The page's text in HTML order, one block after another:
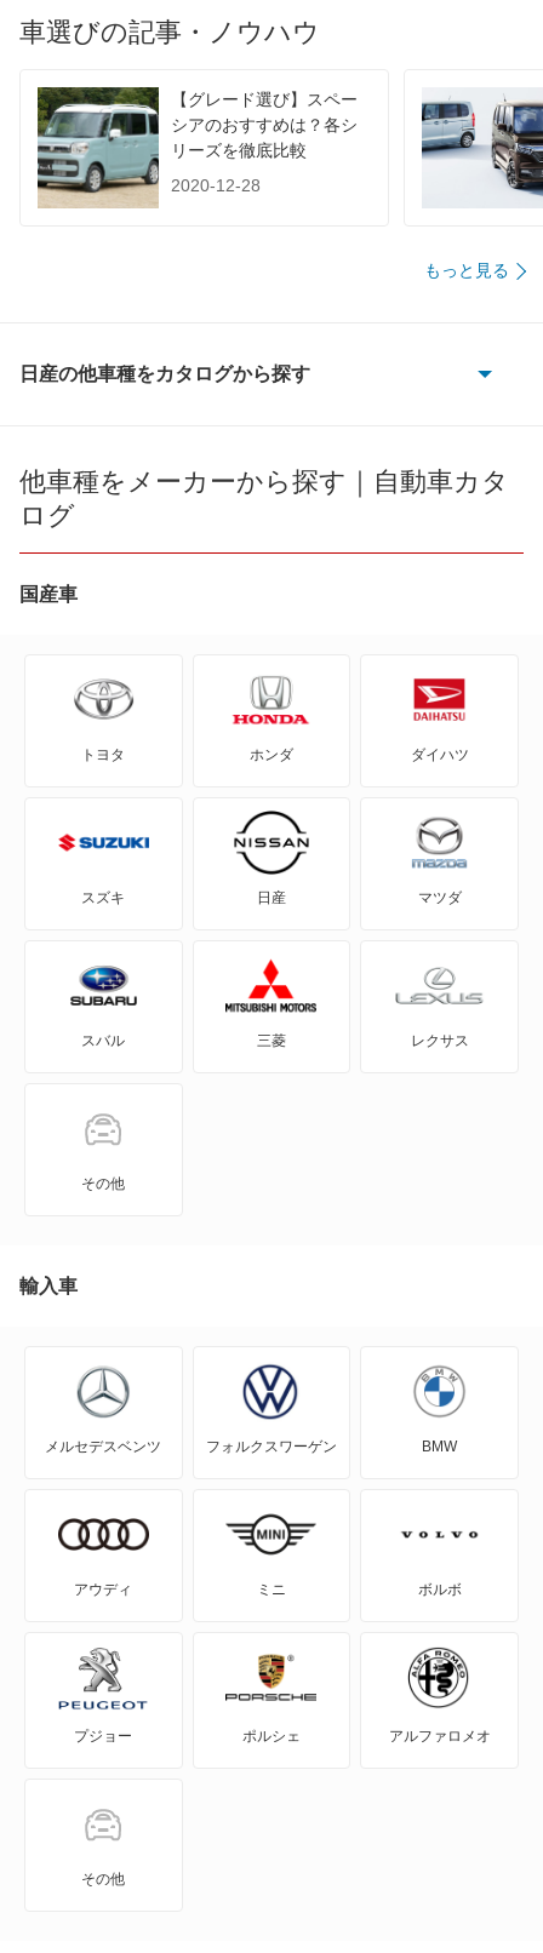
車選びの記事・ノウハウ
【グレード選び】スペー
シアのおすすめは？各シ
リーズを徹底比較
2020-12-28
もっと見る
日産の他車種をカタログから探す
AD
AD エキスパート
AD-MAXバン
ADバン
ADワゴン
NT450アトラス ダンプ
NV100クリッパーリオ
NV150 AD
NV350キャラバン マイクロバス
NV350キャラバン ワゴン
他車種をメーカーから探す｜自動車カタ
ログ
国産車
トヨタ ホンダ ダイハツ
スズキ 日産 マツダ
スバル 三菱 レクサス
その他
輸入車
メルセデスベンツ フォルクスワーゲン BMW
アウディ ミニ ボルボ
プジョー ポルシェ アルファロメオ
その他